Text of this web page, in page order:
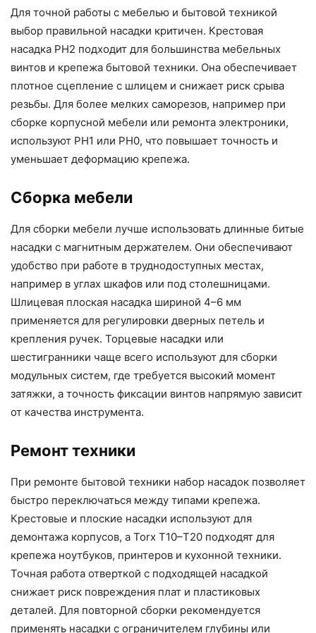
Для точной работы с мебелью и бытовой техникой
выбор правильной насадки критичен. Крестовая
насадка PH2 подходит для большинства мебельных
винтов и крепежа бытовой техники. Она обеспечивает
плотное сцепление с шлицем и снижает риск срыва
резьбы. Для более мелких саморезов, например при
сборке корпусной мебели или ремонта электроники,
используют PH1 или PH0, что повышает точность и
уменьшает деформацию крепежа.
Сборка мебели
Для сборки мебели лучше использовать длинные битые
насадки с магнитным держателем. Они обеспечивают
удобство при работе в труднодоступных местах,
например в углах шкафов или под столешницами.
Шлицевая плоская насадка шириной 4–6 мм
применяется для регулировки дверных петель и
крепления ручек. Торцевые насадки или
шестигранники чаще всего используют для сборки
модульных систем, где требуется высокий момент
затяжки, а точность фиксации винтов напрямую зависит
от качества инструмента.
Ремонт техники
При ремонте бытовой техники набор насадок позволяет
быстро переключаться между типами крепежа.
Крестовые и плоские насадки используют для
демонтажа корпусов, а Torx T10–T20 подходят для
крепежа ноутбуков, принтеров и кухонной техники.
Точная работа отверткой с подходящей насадкой
снижает риск повреждения плат и пластиковых
деталей. Для повторной сборки рекомендуется
применять насадки с ограничителем глубины или